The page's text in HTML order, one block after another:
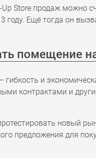
Store продаж можно
году. Ещё тогда он
помещение
гибкость и
контрактами и
новый
предложения для